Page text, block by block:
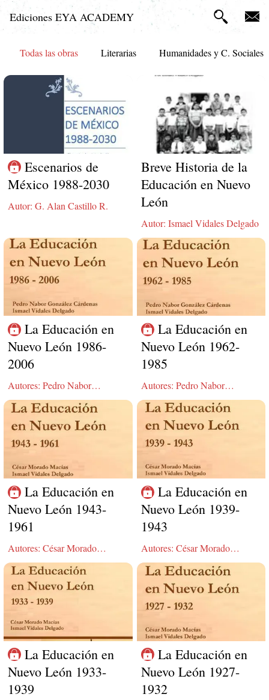
Ediciones EYA ACADEMY
Todas las obras Literarias Humanidades y C. Sociales
Autor: G. Alan Castillo R.
Escenarios de
México 1988-2030
Autor: Ismael Vidales Delgado
Breve Historia de la
Educación en Nuevo
León
Autores: Pedro Nabor
González Cárdenas, Ismael
Vidales Delgado
La Educación en
Nuevo León 1986-
2006
Autores: Pedro Nabor
González Cárdenas, Ismael
Vidales Delgado
La Educación en
Nuevo León 1962-
1985
Autores: César Morado
Macías, Ismael Vidales
Delgado
La Educación en
Nuevo León 1943-
1961
Autores: César Morado
Macías, Ismael Vidales
Delgado
La Educación en
Nuevo León 1939-
1943
La Educación en
Nuevo León 1933-
1939
La Educación en
Nuevo León 1927-
1932